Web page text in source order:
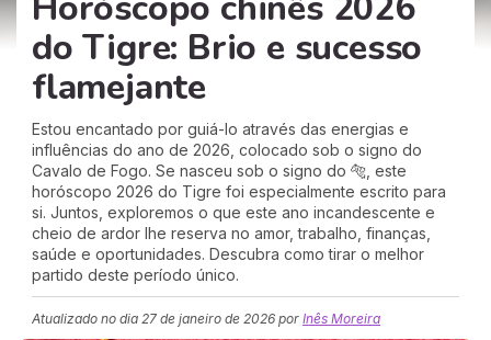
do Tigre: Brio e sucesso
flamejante
Estou encantado por guiá-lo através das energias e
influências do ano de 2026, colocado sob o signo do
Cavalo de Fogo. Se nasceu sob o signo do 🐅, este
horóscopo 2026 do Tigre foi especialmente escrito para
si. Juntos, exploremos o que este ano incandescente e
cheio de ardor lhe reserva no amor, trabalho, finanças,
saúde e oportunidades. Descubra como tirar o melhor
partido deste período único.
Atualizado no dia 27 de janeiro de 2026 por Inês Moreira